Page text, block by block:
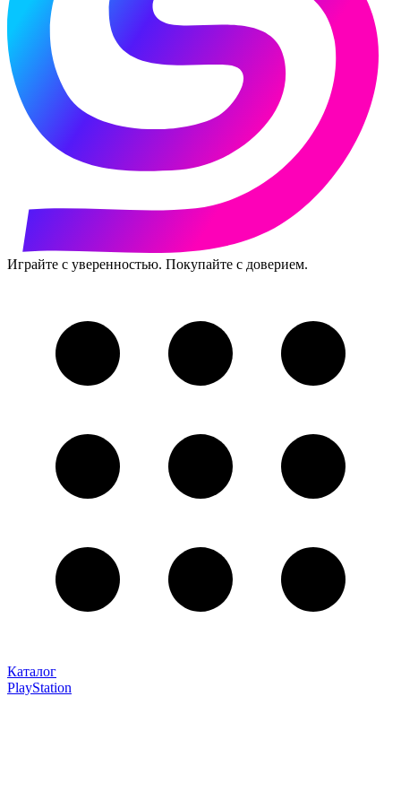
Играйте с уверенностью. Покупайте с доверием.
Каталог
PlayStation